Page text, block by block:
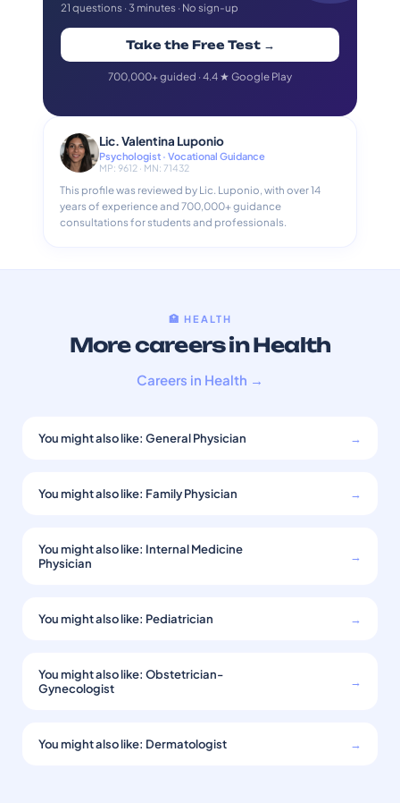
21 questions · 3 minutes · No sign-up
Take the Free Test →
700,000+ guided · 4.4 ★ Google Play
Lic. Valentina Luponio
Psychologist · Vocational Guidance
MP: 9612 · MN: 71432
This profile was reviewed by Lic. Luponio, with over 14
years of experience and 700,000+ guidance
consultations for students and professionals.
🏥 HEALTH
More careers in Health
Careers in Health →
You might also like: General Physician →
You might also like: Family Physician →
You might also like: Internal Medicine
Physician
→
You might also like: Pediatrician →
You might also like: Obstetrician-
Gynecologist
→
You might also like: Dermatologist →